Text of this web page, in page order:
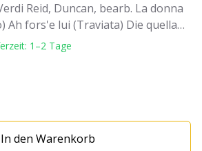
Ah fors'e lui (Traviata) Die quella
mio (Trovatore) Arrangiert
1–2 Tage
In den Warenkorb